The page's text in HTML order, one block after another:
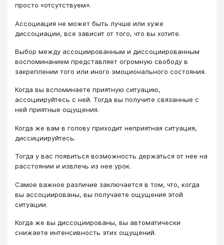
просто «отсутствуем».
Ассоциация не может быть лучше или хуже
диссоциации, все зависит от того, что вы хотите.
Выбор между ассоциированным и диссоциированным
воспоминанием представляет огромную свободу в
закреплении того или иного эмоционального состояния.
Когда вы вспоминаете приятную ситуацию,
ассоциируйтесь с ней. Тогда вы получите связанные с
ней приятные ощущения.
Когда же вам в голову приходит неприятная ситуация,
диссициируйтесь.
Тогда у вас появиться возможность держаться от нее на
расстоянии и извлечь из нее урок.
Самое важное различие заключается в том, что, когда
вы ассоциированы, вы получаете ощущения этой
ситуации.
Когда же вы диссоциированы, вы автоматически
снижаете интенсивность этих ощущений.